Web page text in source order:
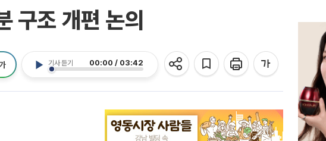
구조 개편 논의
기사 듣기 00:00 / 03:42